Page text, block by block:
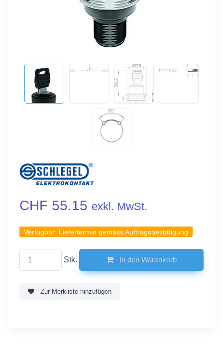
CHF 55.15 exkl. MwSt.
Verfügbar: Liefertermin gemäss Auftragsbestätigung
Stk. In den Warenkorb
Zur Merkliste hinzufügen